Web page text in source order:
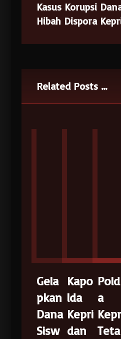
Kasus Korupsi
Hibah Dispora
Related Posts ...
Gela
pkan
Dana
Sisw
Kapo
lda
Kepri
dan
Pold
a
Teta